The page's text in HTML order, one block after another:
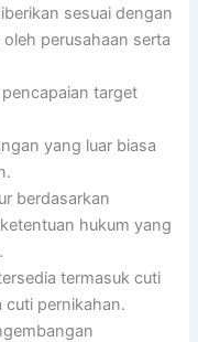
sesuai dengan
perusahaan serta
target
yang luar biasa
berdasarkan
hukum yang
termasuk cuti
cuti pernikahan.